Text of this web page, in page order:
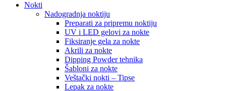
Nokti
Nadogradnja noktiju
Preparati za pripremu noktiju
UV i LED gelovi za nokte
Fiksiranje gela za nokte
Akrili za nokte
Dipping Powder tehnika
Šabloni za nokte
Veštački nokti – Tipse
Lepak za nokte